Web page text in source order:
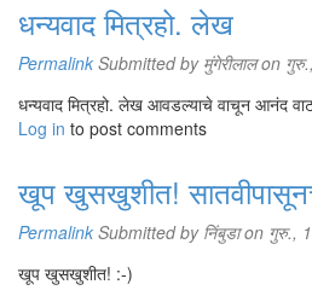
धन्यवाद मित्रहो. लेख
Permalink Submitted by मुंगेरीलालon
धन्यवाद मित्रहो. लेख आवडल्याचे वाचून आनंद
Log in to post comments
खूप खुसखुशीत!
Permalink Submitted by निंबुडाon गुरु.,
खूप खुसखुशीत! :-)